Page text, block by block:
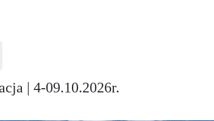
| 4-09.10.2026r.